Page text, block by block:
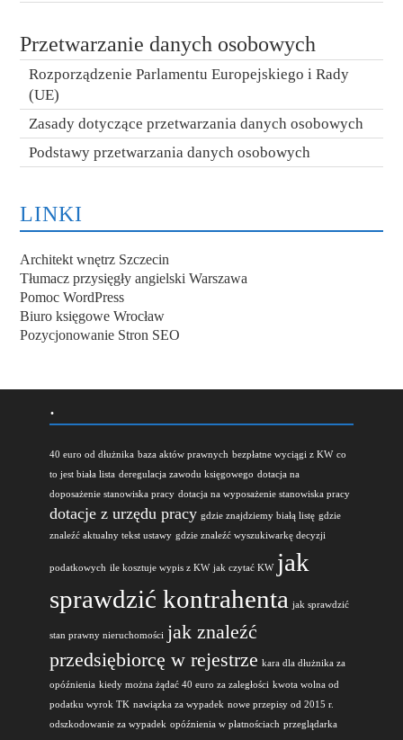
Przetwarzanie danych osobowych
Rozporządzenie Parlamentu Europejskiego i Rady
(UE)
Zasady dotyczące przetwarzania danych osobowych
Podstawy przetwarzania danych osobowych
LINKI
Architekt wnętrz Szczecin
Tłumacz przysięgły angielski Warszawa
Pomoc WordPress
Biuro księgowe Wrocław
Pozycjonowanie Stron SEO
.
40 euro od dłużnika baza aktów prawnych bezpłatne wyciągi z KW co
to jest biała lista deregulacja zawodu księgowego dotacja na
doposażenie stanowiska pracy dotacja na wyposażenie stanowiska pracy
dotacje z urzędu pracy gdzie znajdziemy białą listę gdzie
znaleźć aktualny tekst ustawy gdzie znaleźć wyszukiwarkę decyzji
podatkowych ile kosztuje wypis z KW jak czytać KW jak
sprawdzić kontrahenta jak sprawdzić
stan prawny nieruchomości jak znaleźć
przedsiębiorcę w rejestrze kara dla dłużnika za
opóźnienia kiedy można żądać 40 euro za zaległości kwota wolna od
podatku wyrok TK nawiązka za wypadek nowe przepisy od 2015 r.
odszkodowanie za wypadek opóźnienia w płatnościach przeglądarka